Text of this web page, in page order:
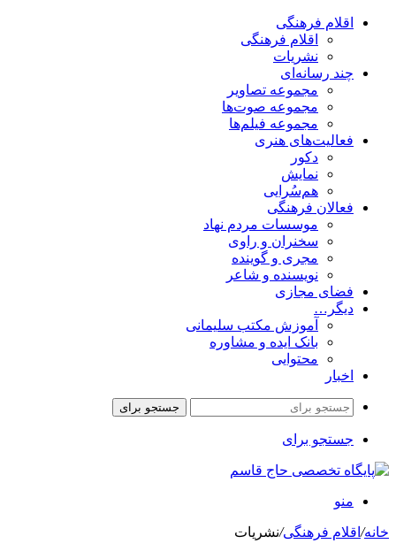
اقلام فرهنگی
اقلام فرهنگی
نشریات
چند رسانه‌ای
مجموعه تصاویر
مجموعه صوت‌ها
مجموعه فیلم‌ها
فعالیت‌های هنری
دکور
نمایش
هم‌سُرایی
فعالان فرهنگی
موسسات مردم نهاد
سخنران و راوی
مجری و گوینده
نویسنده و شاعر
فضای مجازی
دیگر…
آموزش مکتب سلیمانی
بانک ایده و مشاوره
محتوایی
اخبار
جستجو برای
جستجو برای
منو
خانه/ اقلام فرهنگی/نشریات